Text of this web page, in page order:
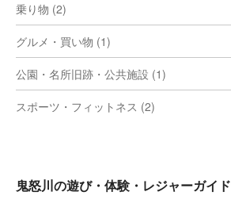
乗り物 (2)
グルメ・買い物 (1)
公園・名所旧跡・公共施設 (1)
スポーツ・フィットネス (2)
鬼怒川の遊び・体験・レジャーガイド